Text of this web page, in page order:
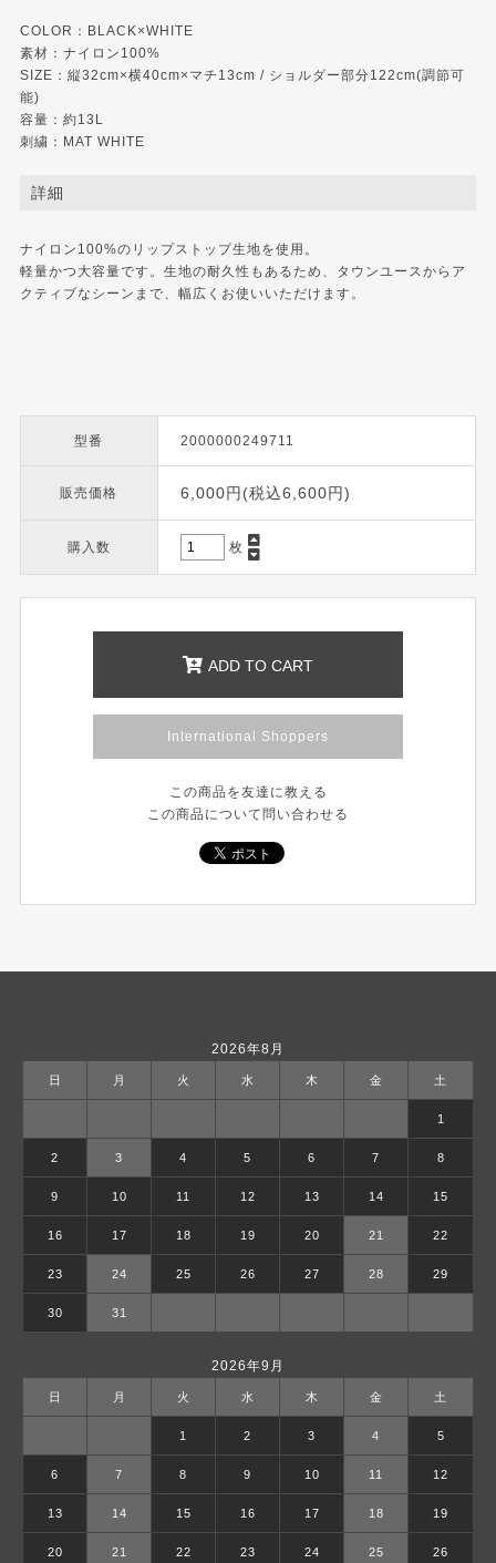
COLOR：BLACK×WHITE
素材：ナイロン100%
SIZE：縦32cm×横40cm×マチ13cm / ショルダー部分122cm(調節可
能)
容量：約13L
刺繍：MAT WHITE
詳細
ナイロン100%のリップストップ生地を使用。
軽量かつ大容量です。生地の耐久性もあるため、タウンユースからア
クティブなシーンまで、幅広くお使いいただけます。
型番 2000000249711
販売価格 6,000円(税込6,600円)
購入数 枚
ADD TO CART
International Shoppers
この商品を友達に教える
この商品について問い合わせる
2026年8月
日 月 火 水 木 金 土
1
2 3 4 5 6 7 8
9 10 11 12 13 14 15
16 17 18 19 20 21 22
23 24 25 26 27 28 29
30 31
2026年9月
日 月 火 水 木 金 土
1 2 3 4 5
6 7 8 9 10 11 12
13 14 15 16 17 18 19
20 21 22 23 24 25 26